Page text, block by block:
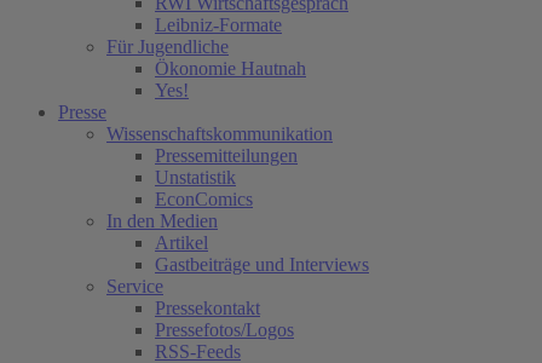
Leibniz-Formate
Für Jugendliche
Ökonomie Hautnah
Yes!
Presse
Wissenschaftskommunikation
Pressemitteilungen
Unstatistik
EconComics
In den Medien
Artikel
Gastbeiträge und Interviews
Service
Pressekontakt
Pressefotos/Logos
RSS-Feeds